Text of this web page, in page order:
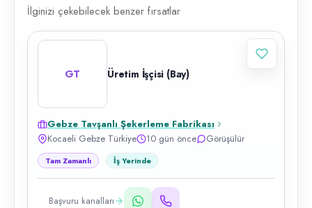
İlginizi çekebilecek benzer fırsatlar
GT Üretim İşçisi (Bay)
Gebze Tavşanlı Şekerleme Fabrikası
Kocaeli Gebze Türkiye
10 gün önce Görüşülür
Tam Zamanlı İş Yerinde
Başvuru kanalları